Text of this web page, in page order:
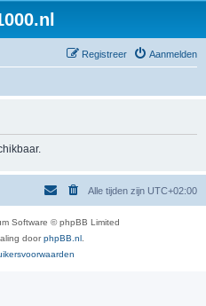
Aanmelden
Registreer
Alle tijden zijn UTC+02:00
Software © phpBB Limited
doorphpBB.nl